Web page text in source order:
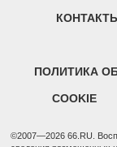
ПОЛИТИКА
COOKIE
©2007—2026 66.RU.